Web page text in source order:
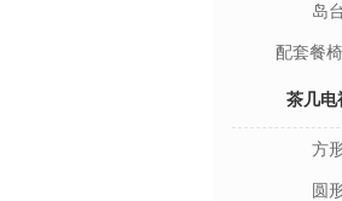
岛
配套餐
茶几电
方
圆